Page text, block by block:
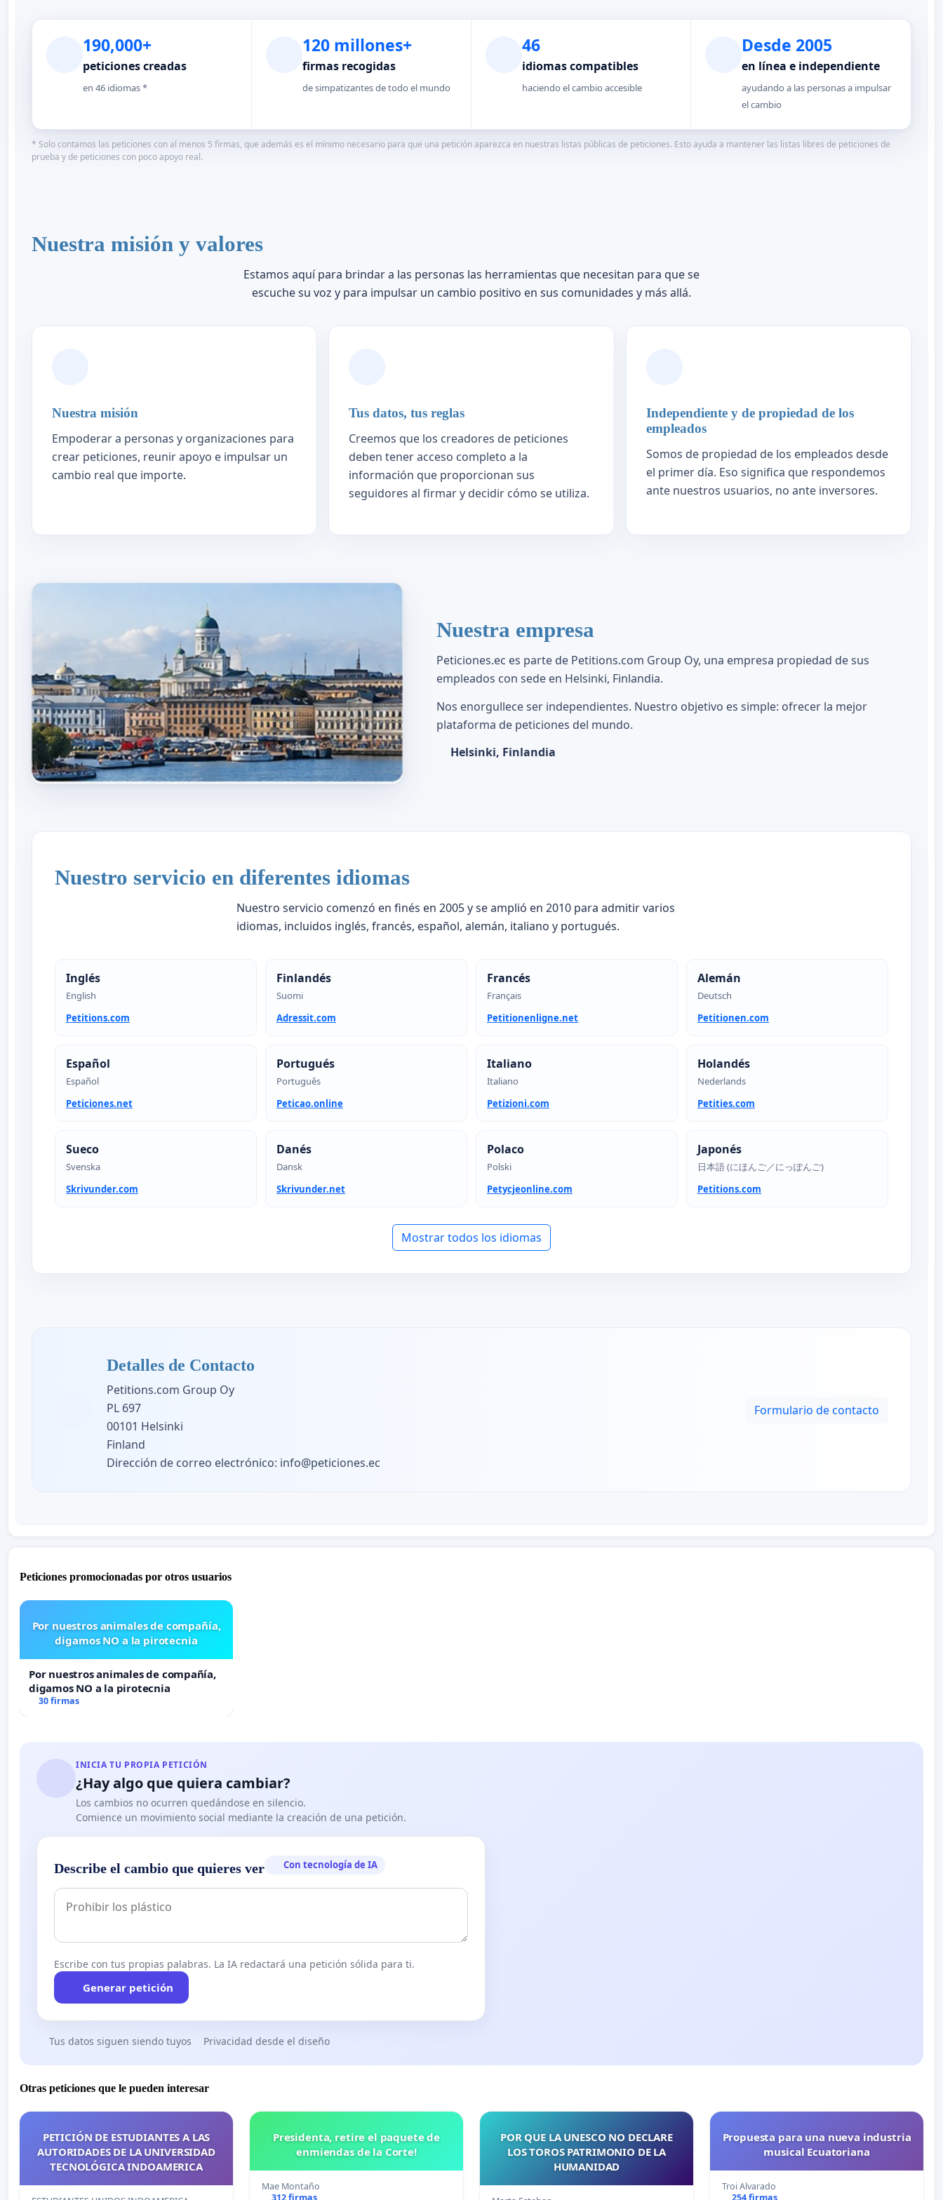
190,000+
peticiones creadas
en 46 idiomas *
120 millones+
firmas recogidas
de simpatizantes de todo el mundo
46
idiomas compatibles
haciendo el cambio accesible
Desde 2005
en línea e independiente
ayudando a las personas a impulsar
el cambio
* Solo contamos las peticiones con al menos 5 firmas, que además es el mínimo necesario para que una petición aparezca en nuestras listas públicas de peticiones. Esto ayuda a mantener las listas libres de peticiones de
prueba y de peticiones con poco apoyo real.
Nuestra misión y valores
Estamos aquí para brindar a las personas las herramientas que necesitan para que se
escuche su voz y para impulsar un cambio positivo en sus comunidades y más allá.
Nuestra misión
Empoderar a personas y organizaciones para
crear peticiones, reunir apoyo e impulsar un
cambio real que importe.
Tus datos, tus reglas
Creemos que los creadores de peticiones
deben tener acceso completo a la
información que proporcionan sus
seguidores al firmar y decidir cómo se utiliza.
Independiente y de propiedad de los
empleados
Somos de propiedad de los empleados desde
el primer día. Eso significa que respondemos
ante nuestros usuarios, no ante inversores.
Nuestra empresa
Peticiones.ec es parte de Petitions.com Group Oy, una empresa propiedad de sus
empleados con sede en Helsinki, Finlandia.
Nos enorgullece ser independientes. Nuestro objetivo es simple: ofrecer la mejor
plataforma de peticiones del mundo.
Helsinki, Finlandia
Nuestro servicio en diferentes idiomas
Nuestro servicio comenzó en finés en 2005 y se amplió en 2010 para admitir varios
idiomas, incluidos inglés, francés, español, alemán, italiano y portugués.
Inglés
English
Petitions.com
Finlandés
Suomi
Adressit.com
Francés
Français
Petitionenligne.net
Alemán
Deutsch
Petitionen.com
Español
Español
Peticiones.net
Portugués
Português
Peticao.online
Italiano
Italiano
Petizioni.com
Holandés
Nederlands
Petities.com
Sueco
Svenska
Skrivunder.com
Danés
Dansk
Skrivunder.net
Polaco
Polski
Petycjeonline.com
Japonés
日本語 (にほんご／にっぽんご)
Petitions.com
Mostrar todos los idiomas
Detalles de Contacto
Petitions.com Group Oy
PL 697
00101 Helsinki
Finland
Dirección de correo electrónico: info@peticiones.ec
Formulario de contacto
Peticiones promocionadas por otros usuarios
Por nuestros animales de compañía,
digamos NO a la pirotecnia
Por nuestros animales de compañía,
digamos NO a la pirotecnia
30 firmas
INICIA TU PROPIA PETICIÓN
¿Hay algo que quiera cambiar?
Los cambios no ocurren quedándose en silencio.
Comience un movimiento social mediante la creación de una petición.
Describe el cambio que quieres ver Con tecnología de IA
Escribe con tus propias palabras. La IA redactará una petición sólida para ti.
Generar petición
Tus datos siguen siendo tuyos Privacidad desde el diseño
Otras peticiones que le pueden interesar
PETICIÓN DE ESTUDIANTES A LAS
AUTORIDADES DE LA UNIVERSIDAD
TECNOLÓGICA INDOAMERICA
Presidenta, retire el paquete de
enmiendas de la Corte!
Mae Montaño
312 firmas
POR QUE LA UNESCO NO DECLARE
LOS TOROS PATRIMONIO DE LA
HUMANIDAD
Propuesta para una nueva industria
musical Ecuatoriana
Troi Alvarado
254 firmas